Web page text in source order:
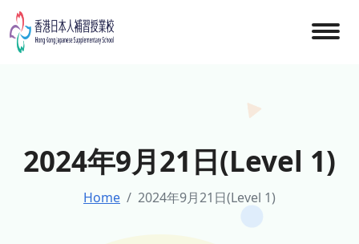
Skip
to
content
2024年9月21日(Level 1)
Home 2024年9月21日(Level 1)